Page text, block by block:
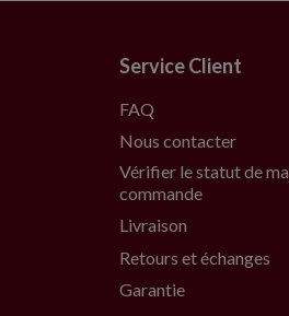
Service Client
FAQ
Nous contacter
Vérifier le statut de ma
commande
Livraison
Retours et échanges
Garantie